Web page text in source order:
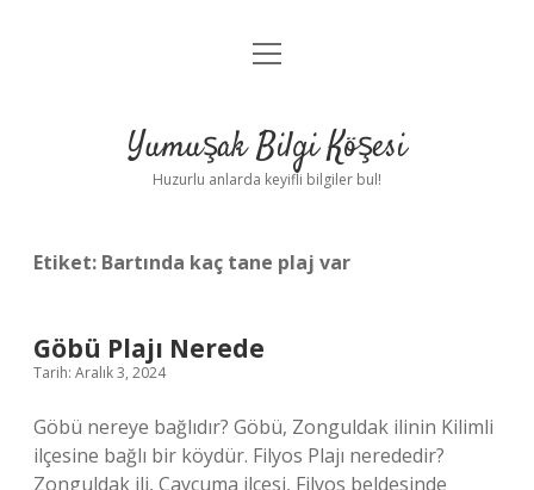
Anasayfa
Yasal Uyarı
menüyü
Yumuşak Bilgi Köşesi
Huzurlu anlarda keyifli bilgiler bul!
Etiket: Bartında kaç tane plaj var
Göbü Plajı Nerede
Tarih: Aralık 3, 2024
Göbü nereye bağlıdır? Göbü, Zonguldak ilinin Kilimli
ilçesine bağlı bir köydür. Filyos Plajı nerededir?
Zonguldak ili, Çaycuma ilçesi, Filyos beldesinde